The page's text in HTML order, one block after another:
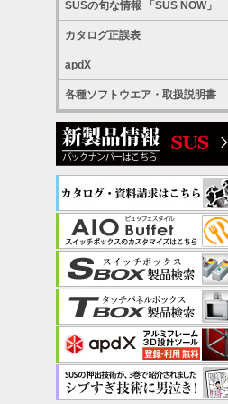
SUSの旬な情報 「SUS NOW」
カタログ正誤表
apdX
各種ソフトウエア・取扱説明書